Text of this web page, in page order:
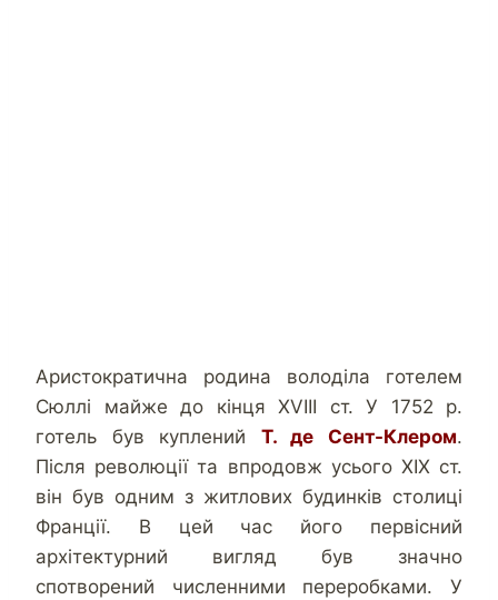
Аристократична родина володіла готелем
Сюллі майже до кінця XVIII ст. У 1752 р.
готель був куплений Т. де Сент-Клером.
Після революції та впродовж усього XIX ст.
він був одним з житлових будинків столиці
Франції. В цей час його первісний
архітектурний вигляд був значно
спотворений численними переробками. У